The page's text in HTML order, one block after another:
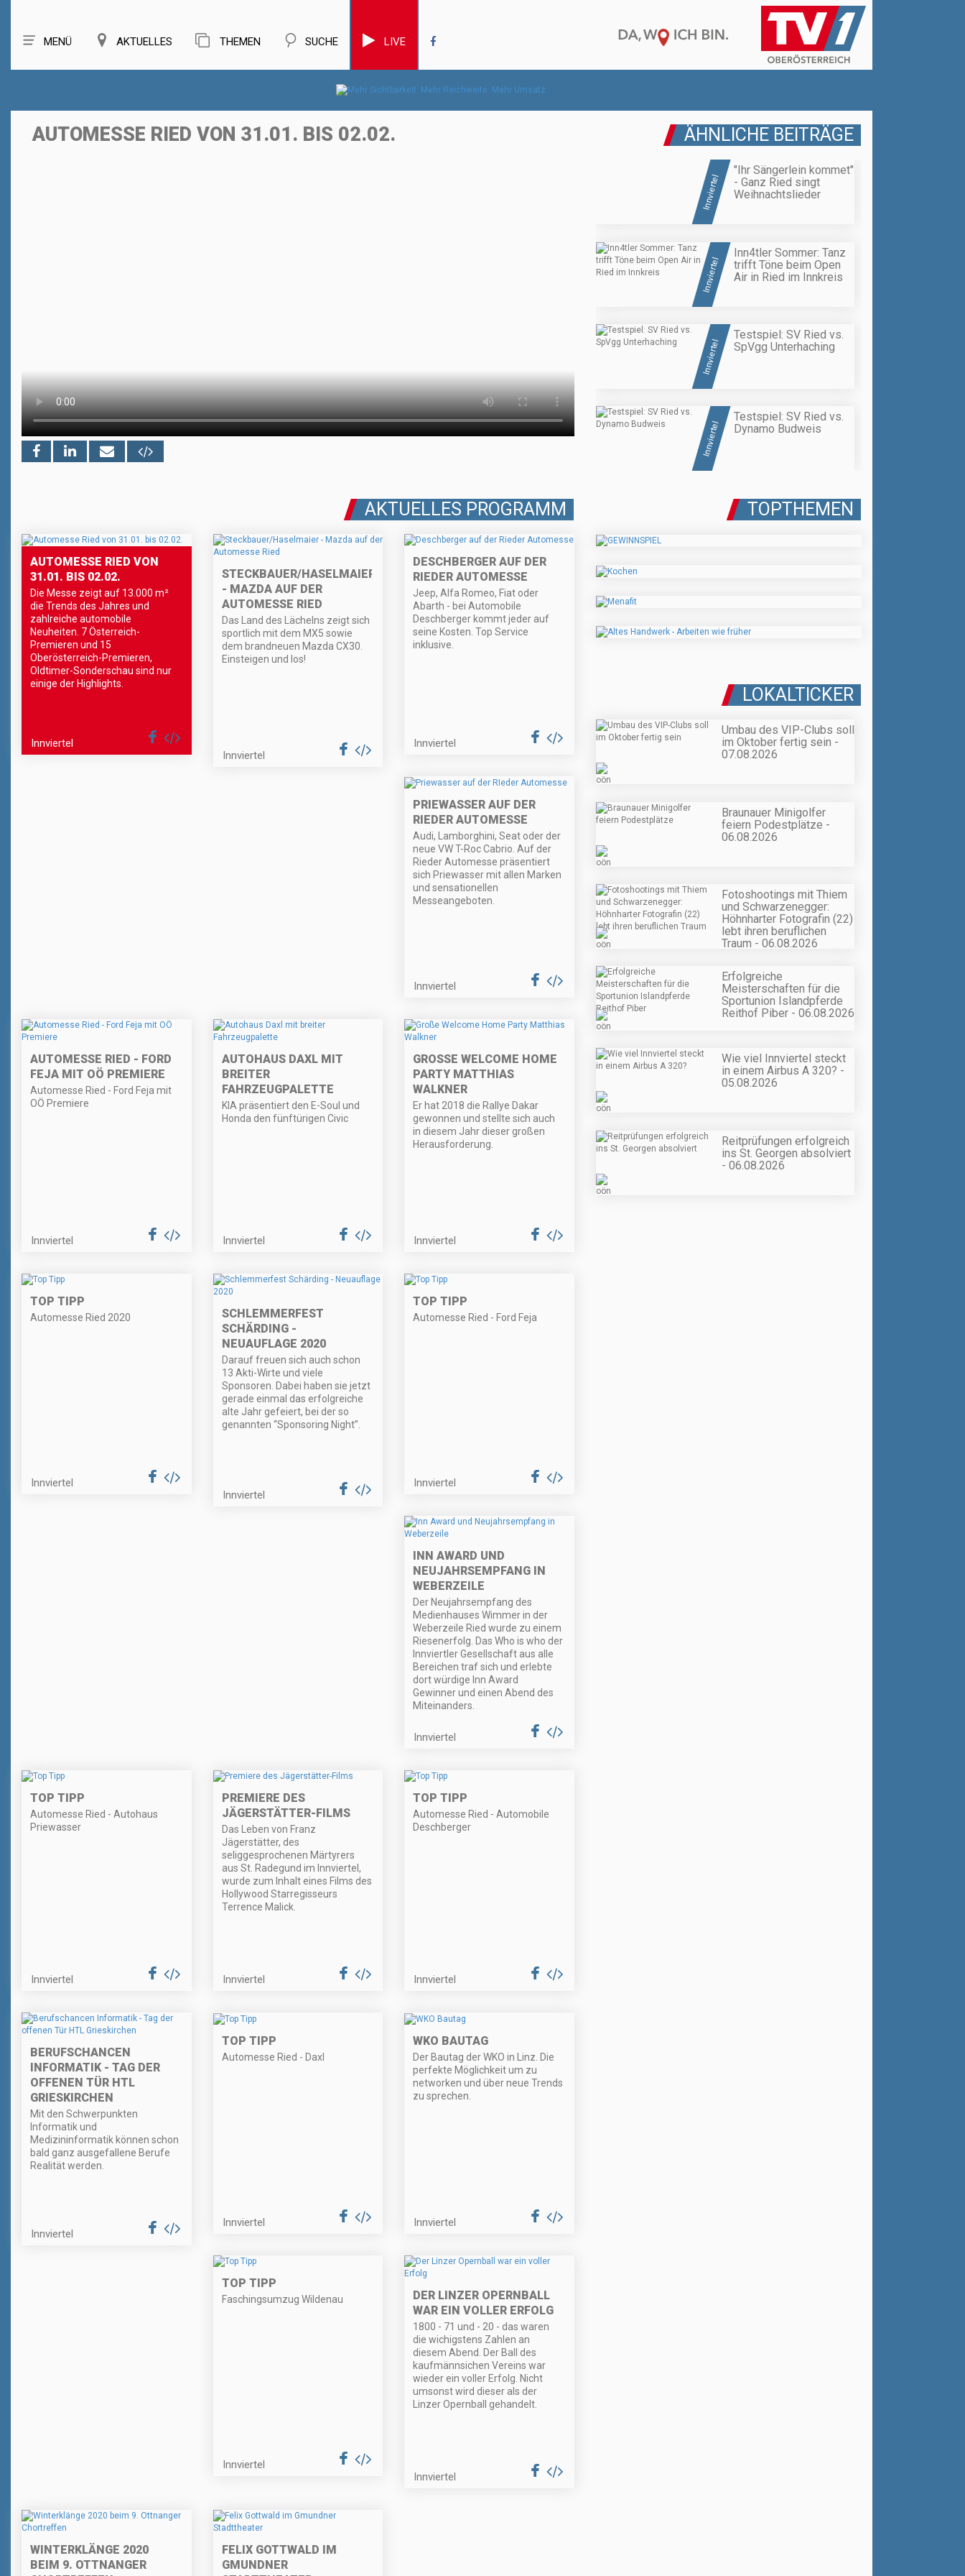
MENÜ AKTUELLES THEMEN SUCHE LIVE
AUTOMESSE RIED VON 31.01. BIS 02.02. ÄHNLICHE BEITRÄGE
Innviertel
"Ihr Sängerlein kommet"
- Ganz Ried singt
Weihnachtslieder
Innviertel
Inn4tler Sommer: Tanz
trifft Töne beim Open
Air in Ried im Innkreis
Innviertel
Testspiel: SV Ried vs.
SpVgg Unterhaching
Innviertel
Testspiel: SV Ried vs.
Dynamo Budweis
AKTUELLES PROGRAMM
AUTOMESSE RIED VON
31.01. BIS 02.02.
Die Messe zeigt auf 13.000 m²
die Trends des Jahres und
zahlreiche automobile
Neuheiten. 7 Österreich-
Premieren und 15
Oberösterreich-Premieren,
Oldtimer-Sonderschau sind nur
einige der Highlights.
Innviertel
STECKBAUER/HASELMAIER
- MAZDA AUF DER
AUTOMESSE RIED
Das Land des Lächelns zeigt sich
sportlich mit dem MX5 sowie
dem brandneuen Mazda CX30.
Einsteigen und los!
Innviertel
DESCHBERGER AUF DER
RIEDER AUTOMESSE
Jeep, Alfa Romeo, Fiat oder
Abarth - bei Automobile
Deschberger kommt jeder auf
seine Kosten. Top Service
inklusive.
Innviertel
PRIEWASSER AUF DER
RIEDER AUTOMESSE
Audi, Lamborghini, Seat oder der
neue VW T-Roc Cabrio. Auf der
Rieder Automesse präsentiert
sich Priewasser mit allen Marken
und sensationellen
Messeangeboten.
Innviertel
AUTOMESSE RIED - FORD
FEJA MIT OÖ PREMIERE
Automesse Ried - Ford Feja mit
OÖ Premiere
Innviertel
AUTOHAUS DAXL MIT
BREITER
FAHRZEUGPALETTE
KIA präsentiert den E-Soul und
Honda den fünftürigen Civic
Innviertel
GROSSE WELCOME HOME P
ARTY MATTHIAS W
ALKNER
Er hat 2018 die Rallye Dakar
gewonnen und stellte sich auch
in diesem Jahr dieser großen
Herausforderung.
Innviertel
TOP TIPP
Automesse Ried 2020
Innviertel
SCHLEMMERFEST
SCHÄRDING -
NEUAUFLAGE 2020
Darauf freuen sich auch schon
13 Akti-Wirte und viele
Sponsoren. Dabei haben sie jetzt
gerade einmal das erfolgreiche
alte Jahr gefeiert, bei der so
genannten “Sponsoring Night”.
Innviertel
TOP TIPP
Automesse Ried - Ford Feja
Innviertel
INN AWARD UND
NEUJAHRSEMPFANG IN
WEBERZEILE
Der Neujahrsempfang des
Medienhauses Wimmer in der
Weberzeile Ried wurde zu einem
Riesenerfolg. Das Who is who der
Innviertler Gesellschaft aus alle
Bereichen traf sich und erlebte
dort würdige Inn Award
Gewinner und einen Abend des
Miteinanders.
Innviertel
TOP TIPP
Automesse Ried - Autohaus
Priewasser
Innviertel
PREMIERE DES
JÄGERSTÄTTER-FILMS
Das Leben von Franz
Jägerstätter, des
seliggesprochenen Märtyrers
aus St. Radegund im Innviertel,
wurde zum Inhalt eines Films des
Hollywood Starregisseurs
Terrence Malick.
Innviertel
TOP TIPP
Automesse Ried - Automobile
Deschberger
Innviertel
BERUFSCHANCEN
INFORMATIK - TAG DER
OFFENEN TÜR HTL
GRIESKIRCHEN
Mit den Schwerpunkten
Informatik und
Medizininformatik können schon
bald ganz ausgefallene Berufe
Realität werden.
Innviertel
TOP TIPP
Automesse Ried - Daxl
Innviertel
WKO BAUTAG
Der Bautag der WKO in Linz. Die
perfekte Möglichkeit um zu
networken und über neue Trends
zu sprechen.
Innviertel
TOP TIPP
Faschingsumzug Wildenau
Innviertel
DER LINZER OPERNBALL
WAR EIN VOLLER ERFOLG
1800 - 71 und - 20 - das waren
die wichigstens Zahlen an
diesem Abend. Der Ball des
kaufmännsichen Vereins war
wieder ein voller Erfolg. Nicht
umsonst wird dieser als der
Linzer Opernball gehandelt.
Innviertel
WINTERKLÄNGE 2020
BEIM 9. OTTNANGER
FELIX GOTTWALD IM
GMUNDNER
TOPTHEMEN
LOKALTICKER
Umbau des VIP-Clubs soll
im Oktober fertig sein -
07.08.2026
Braunauer Minigolfer
feiern Podestplätze -
06.08.2026
Fotoshootings mit Thiem
und Schwarzenegger:
Höhnharter Fotografin (22)
lebt ihren beruflichen
Traum - 06.08.2026
Erfolgreiche
Meisterschaften für die
Sportunion Islandpferde
Reithof Piber - 06.08.2026
Wie viel Innviertel steckt
in einem Airbus A 320? -
05.08.2026
Reitprüfungen erfolgreich
ins St. Georgen absolviert
- 06.08.2026